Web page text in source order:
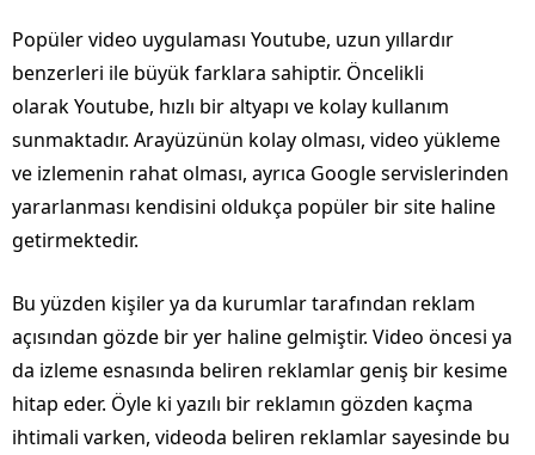
Popüler video uygulaması Youtube, uzun yıllardır
benzerleri ile büyük farklara sahiptir. Öncelikli
olarak Youtube, hızlı bir altyapı ve kolay kullanım
sunmaktadır. Arayüzünün kolay olması, video yükleme
ve izlemenin rahat olması, ayrıca Google servislerinden
yararlanması kendisini oldukça popüler bir site haline
getirmektedir.
Bu yüzden kişiler ya da kurumlar tarafından reklam
açısından gözde bir yer haline gelmiştir. Video öncesi ya
da izleme esnasında beliren reklamlar geniş bir kesime
hitap eder. Öyle ki yazılı bir reklamın gözden kaçma
ihtimali varken, videoda beliren reklamlar sayesinde bu